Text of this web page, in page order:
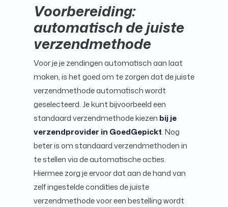
Voorbereiding:
automatisch de juiste
verzendmethode
Voor je je zendingen automatisch aan laat
maken, is het goed om te zorgen dat de juiste
verzendmethode automatisch wordt
geselecteerd. Je kunt bijvoorbeeld een
standaard verzendmethode kiezen bij je
verzendprovider in GoedGepickt. Nog
beter is om standaard verzendmethoden in
te stellen via de automatische acties.
Hiermee zorg je ervoor dat aan de hand van
zelf ingestelde condities de juiste
verzendmethode voor een bestelling wordt